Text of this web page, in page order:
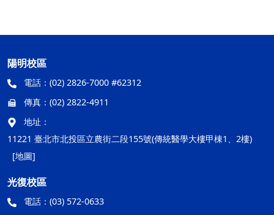
陽明校區
電話： (02) 2826-7000 #62312
傳真： (02) 2822-4911
地址：
11221 臺北市北投區立農街二段155號(傳統醫學大樓甲棟1、2樓)
[地圖]
光復校區
電話： (03) 572-0633